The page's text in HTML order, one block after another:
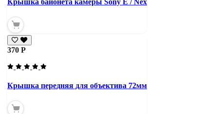
370 Р
Крышка передняя для объектива 72мм